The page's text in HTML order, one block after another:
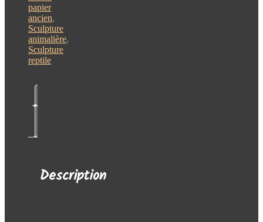
papier
ancien,
Sculpture
animalière,
Sculpture
reptile
Description